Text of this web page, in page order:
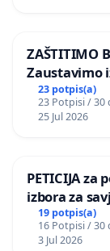
ZAŠTITIMO
Zaustavimo
Vedrine na
23 potpis(a)
23 Potpisi / 30
25 Jul 2026
PETICIJA
izbora za
Bugojno
19 potpis(a)
16 Potpisi / 30
3 Jul 2026